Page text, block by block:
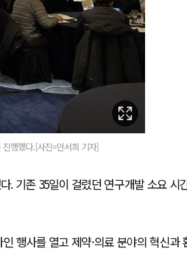
행했다.[사진=안서희 기자]
. 기존 35일이 걸렸던 연구개발 소요 시
행사를 열고 제약·의료 분야의 혁신과